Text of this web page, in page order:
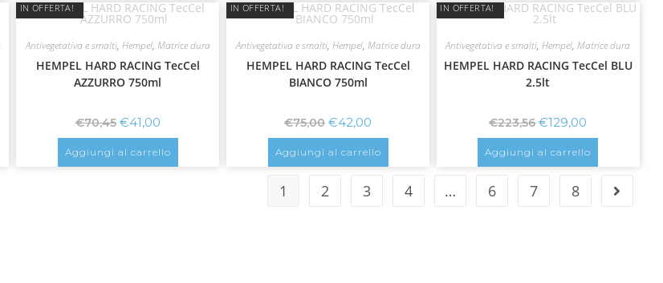
IN OFFERTA!
Antivegetativa e smalti, Hempel, Matrice dura
HEMPEL HARD RACING TecCel
AZZURRO 750ml
€70,45 €41,00
Aggiungi al carrello
IN OFFERTA!
Antivegetativa e smalti, Hempel, Matrice dura
HEMPEL HARD RACING TecCel
BIANCO 750ml
€75,00 €42,00
Aggiungi al carrello
IN OFFERTA!
Antivegetativa e smalti,Hempel,Matrice dura
HEMPEL HARD RACING TecCel BLU
2.5lt
€223,56 €129,00
Aggiungi al carrello
1 2 3 4 … 6 7 8